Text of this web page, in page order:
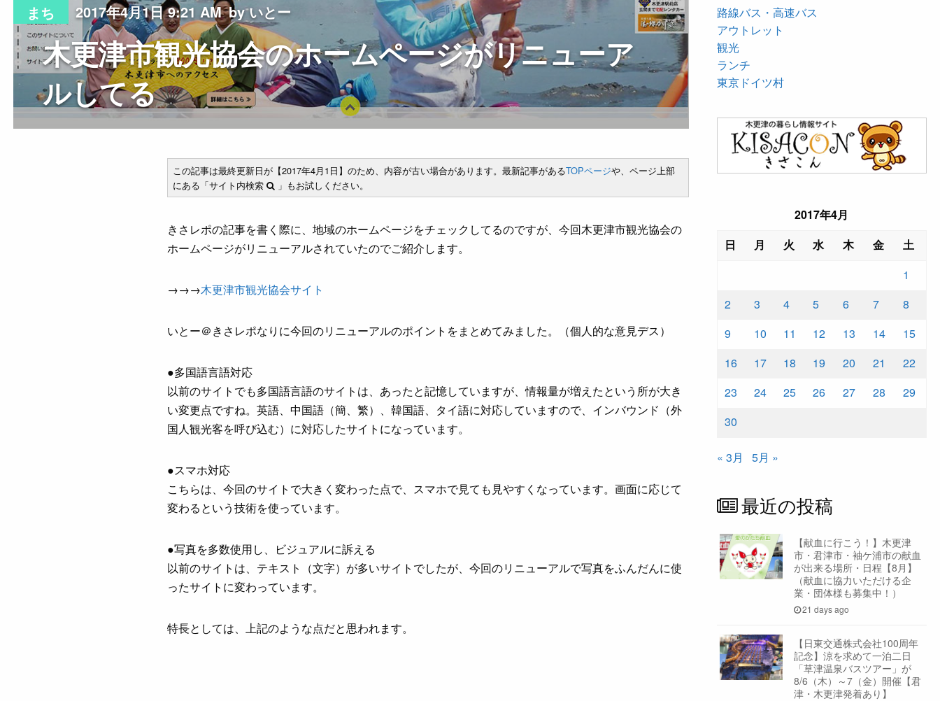
まち 2017年4月1日 9:21 AM by いとー
木更津市観光協会のホームページがリニューア
ルしてる
この記事は最終更新日が【2017年4月1日】のため、内容が古い場合があります。最新記事があるTOPページや、ページ上部
にある「サイト内検索
」もお試しください。
きさレポの記事を書く際に、地域のホームページをチェックしてるのですが、今回木更津市観光協会の
ホームページがリニューアルされていたのでご紹介します。
→→→木更津市観光協会サイト
いとー＠きさレポなりに今回のリニューアルのポイントをまとめてみました。（個人的な意見デス）
●多国語言語対応
以前のサイトでも多国語言語のサイトは、あったと記憶していますが、情報量が増えたという所が大き
い変更点ですね。英語、中国語（簡、繁）、韓国語、タイ語に対応していますので、インバウンド（外
国人観光客を呼び込む）に対応したサイトになっています。
●スマホ対応
こちらは、今回のサイトで大きく変わった点で、スマホで見ても見やすくなっています。画面に応じて
変わるという技術を使っています。
●写真を多数使用し、ビジュアルに訴える
以前のサイトは、テキスト（文字）が多いサイトでしたが、今回のリニューアルで写真をふんだんに使
ったサイトに変わっています。
特長としては、上記のような点だと思われます。
路線バス・高速バス
アウトレット
観光
ランチ
東京ドイツ村
2017年4月
日
月 火 水 木 金
土
1
2
3 4 5 6 7
8
9
10 11 12 13 14
15
16
17 18 19 20 21
22
23
24 25 26 27 28
29
30
« 3月 5月 »
最近の投稿
【献血に行こう！】木更津
市・君津市・袖ケ浦市の献血
が出来る場所・日程【8月】
（献血に協力いただける企
業・団体様も募集中！）
21 days ago
【日東交通株式会社100周年
記念】涼を求めて一泊二日
「草津温泉バスツアー」が
8/6（木）～7（金）開催【君
津・木更津発着あり】